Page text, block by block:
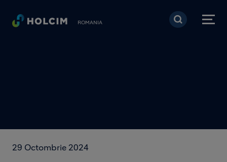
Mergi la conţinutul
ROMANIA
29 Octombrie 2024